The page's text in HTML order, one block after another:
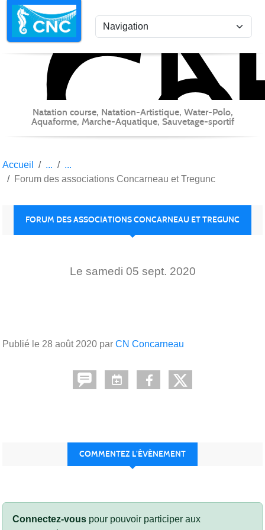
Natation course, Natation-Artistique, Water-Polo,
Aquaforme, Marche-Aquatique, Sauvetage-sportif
Accueil
Forum des associations Concarneau et Tregunc
FORUM DES ASSOCIATIONS CONCARNEAU ET TREGUNC
Le samedi 05 sept. 2020
Publié le 28 août 2020 par CN Concarneau
COMMENTEZ L’ÉVÈNEMENT
Connectez-vous pour pouvoir participer aux
Panneau de gestion des cookies